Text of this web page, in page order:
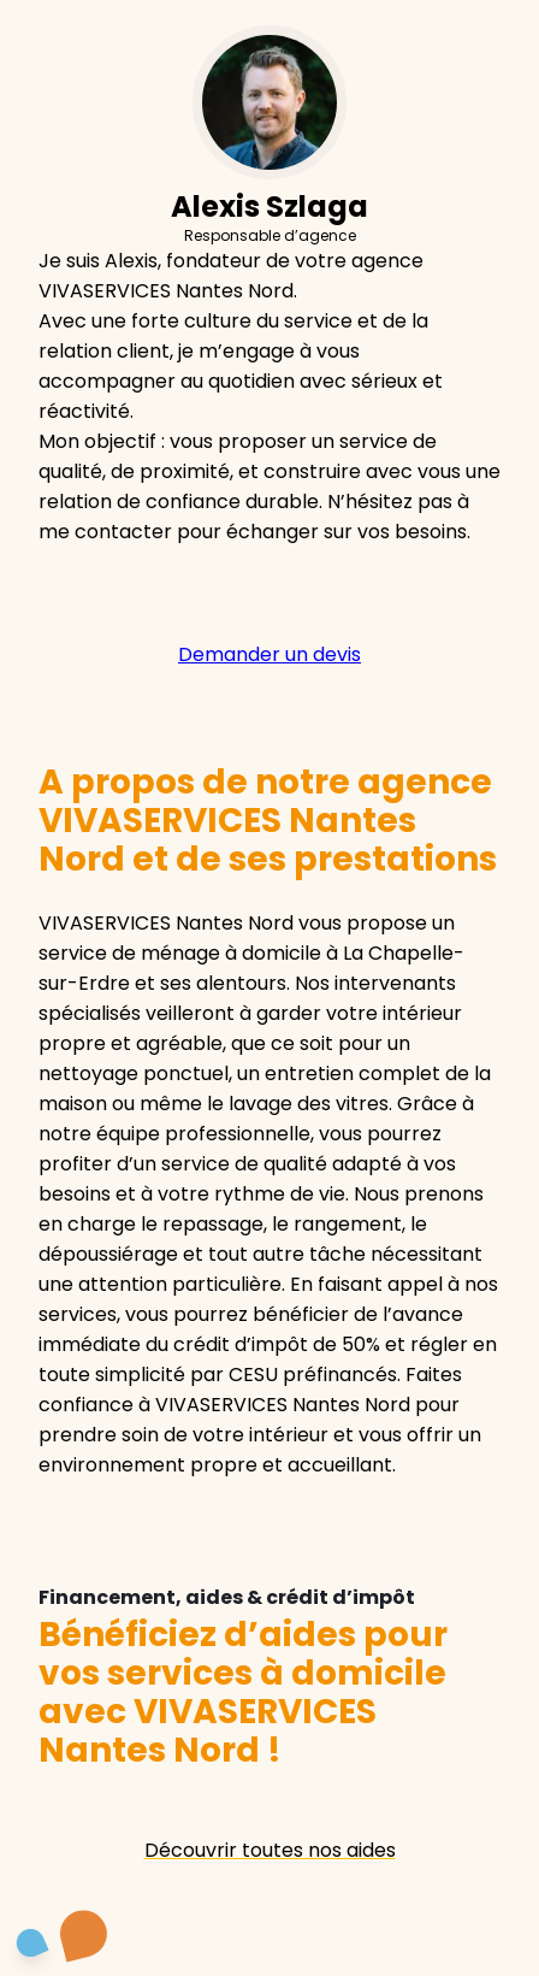
Alexis Szlaga
Responsable d’agence
Je suis Alexis, fondateur de votre agence
VIVASERVICES Nantes Nord.
Avec une forte culture du service et de la
relation client, je m’engage à vous
accompagner au quotidien avec sérieux et
réactivité.
Mon objectif : vous proposer un service de
qualité, de proximité, et construire avec vous une
relation de confiance durable. N’hésitez pas à
me contacter pour échanger sur vos besoins.
Demander un devis
A propos de notre agence
VIVASERVICES Nantes
Nord et de ses prestations
VIVASERVICES Nantes Nord vous propose un
service de ménage à domicile à La Chapelle-
sur-Erdre et ses alentours. Nos intervenants
spécialisés veilleront à garder votre intérieur
propre et agréable, que ce soit pour un
nettoyage ponctuel, un entretien complet de la
maison ou même le lavage des vitres. Grâce à
notre équipe professionnelle, vous pourrez
profiter d’un service de qualité adapté à vos
besoins et à votre rythme de vie. Nous prenons
en charge le repassage, le rangement, le
dépoussiérage et tout autre tâche nécessitant
une attention particulière. En faisant appel à nos
services, vous pourrez bénéficier de l’avance
immédiate du crédit d’impôt de 50% et régler en
toute simplicité par CESU préfinancés. Faites
confiance à VIVASERVICES Nantes Nord pour
prendre soin de votre intérieur et vous offrir un
environnement propre et accueillant.
Financement, aides & crédit d’impôt
Bénéficiez d’aides pour
vos services à domicile
avec VIVASERVICES
Nantes Nord !
Découvrir toutes nos aides